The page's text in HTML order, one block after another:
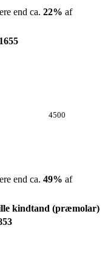
end ca. 22% af
4500
end ca. 49% af
kindtand (præmolar)